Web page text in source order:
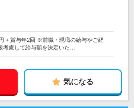
+ 賞与年2回 ※前職・現職の給与やご経
考慮して給与額を決定いた…
気になる